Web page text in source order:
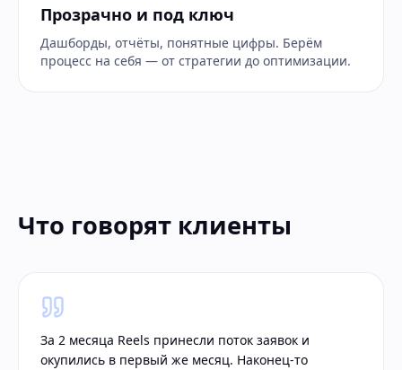
Прозрачно и под ключ
Дашборды, отчёты, понятные цифры. Берём
процесс на себя — от стратегии до оптимизации.
Что говорят клиенты
За 2 месяца Reels принесли поток заявок и
окупились в первый же месяц. Наконец-то